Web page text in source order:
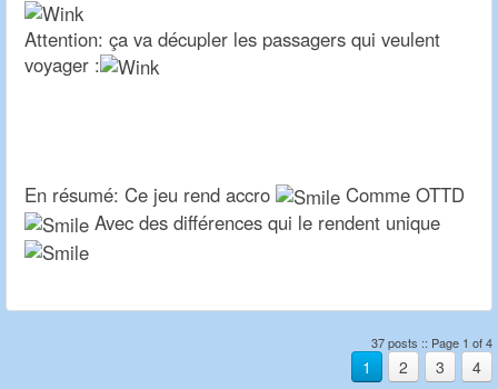
Attention: ça va décupler les passagers qui veulent
voyager :
En résumé: Ce jeu rend accro
Comme OTTD
Avec des différences qui le rendent unique
37 posts :: Page 1 of 4
1 2 3 4